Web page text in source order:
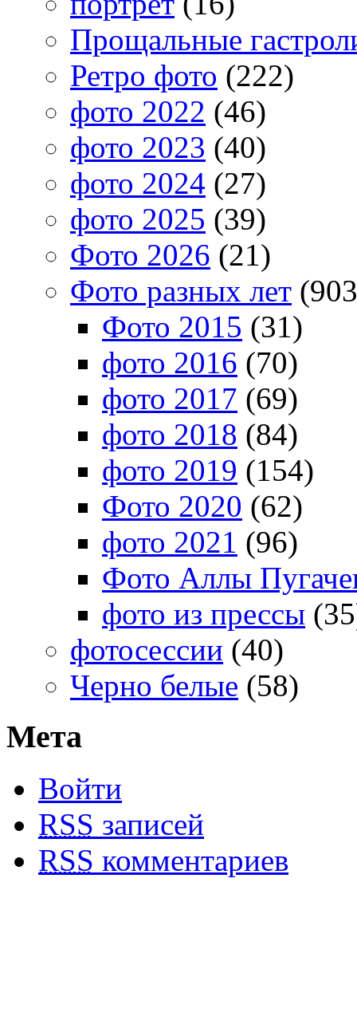
Прощальные
Ретро фото (222)
фото 2022 (46)
фото 2023 (40)
фото 2024 (27)
фото 2025 (39)
Фото 2026 (21)
Фото разных лет
Фото 2015 (31)
фото 2016 (70)
фото 2017 (69)
фото 2018 (84)
фото 2019 (154)
Фото 2020 (62)
фото 2021 (96)
Фото Аллы
фото из прессы
фотосессии (40)
Черно белые (58)
Мета
Войти
RSS записей
RSS комментариев